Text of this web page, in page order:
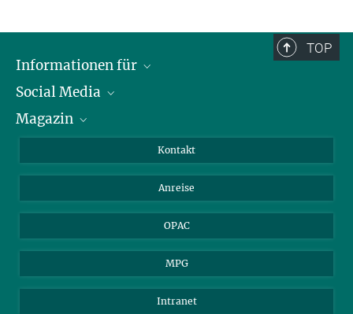
TOP
Informationen für
Journalist*innen
Stipendiat*innen
Social Media
LinkedIn
Magazin
Kontakt
Anreise
OPAC
MPG
Intranet